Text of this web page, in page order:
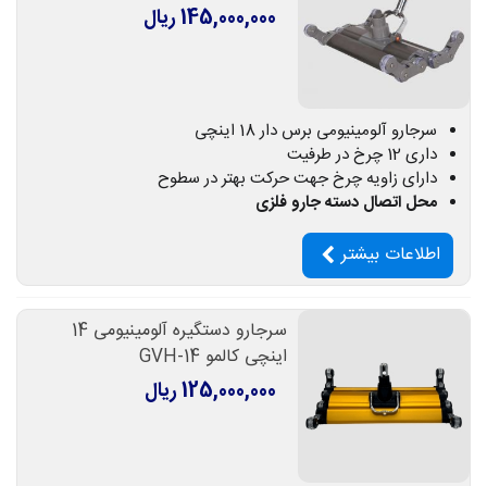
145,000,000 ریال
سرجارو آلومینیومی برس دار 18 اینچی
داری 12 چرخ در طرفیت
دارای زاویه چرخ جهت حرکت بهتر در سطوح
محل اتصال دسته جارو فلزی
اطلاعات بیشتر
سرجارو دستگیره آلومینیومی 14
اینچی کالمو GVH-14
125,000,000 ریال